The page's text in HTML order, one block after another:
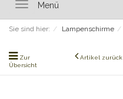
ToggleMenü
Sie sind hier: Lampenschirme
Zur
Übersicht
Artikel zurück